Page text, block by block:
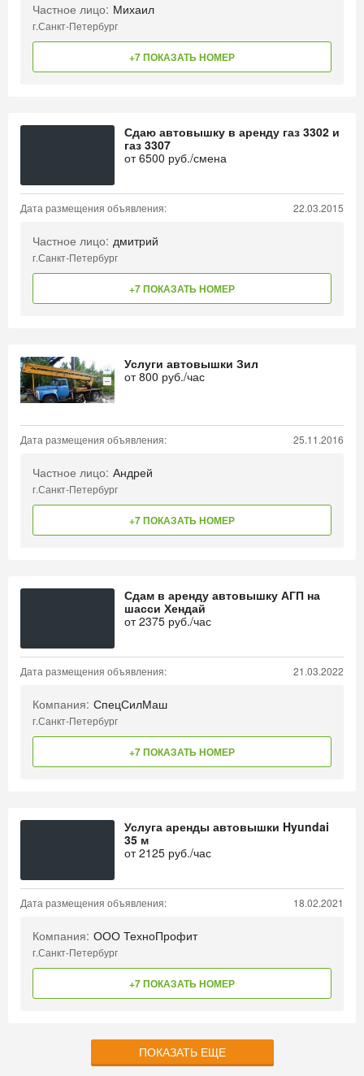
Частное лицо: Михаил
г.Санкт-Петербург
+7 ПОКАЗАТЬ НОМЕР
Сдаю автовышку в аренду газ 3302 и
газ 3307
от6500 руб./смена
Дата размещения объявления: 22.03.2015
Частное лицо: дмитрий
г.Санкт-Петербург
+7 ПОКАЗАТЬ НОМЕР
Услуги автовышки Зил
от800 руб./час
Дата размещения объявления: 25.11.2016
Частное лицо: Андрей
г.Санкт-Петербург
+7 ПОКАЗАТЬ НОМЕР
Сдам в аренду автовышку АГП на
шасси Хендай
от2375 руб./час
Дата размещения объявления: 21.03.2022
Компания: СпецСилМаш
г.Санкт-Петербург
+7 ПОКАЗАТЬ НОМЕР
Услуга аренды автовышки Hyundai
35 м
от2125 руб./час
Дата размещения объявления: 18.02.2021
Компания: ООО ТехноПрофит
г.Санкт-Петербург
+7 ПОКАЗАТЬ НОМЕР
ПОКАЗАТЬ ЕЩЕ